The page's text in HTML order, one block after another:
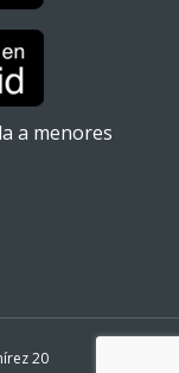
a menores
20